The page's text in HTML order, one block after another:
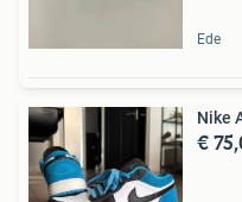
Ede
Nike
€